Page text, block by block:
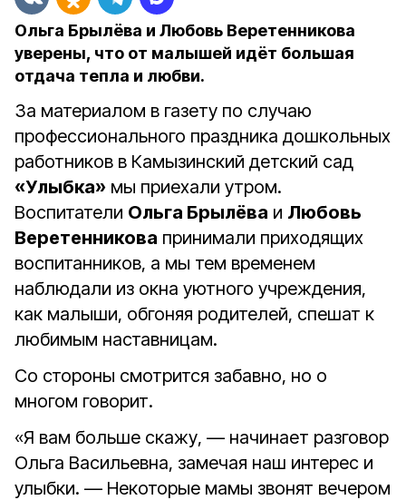
Ольга Брылёва и Любовь Веретенникова
уверены, что от малышей идёт большая
отдача тепла и любви.
За материалом в газету по случаю
профессионального праздника дошкольных
работников в Камызинский детский сад
«Улыбка» мы приехали утром.
Воспитатели Ольга Брылёва и Любовь
Веретенникова принимали приходящих
воспитанников, а мы тем временем
наблюдали из окна уютного учреждения,
как малыши, обгоняя родителей, спешат к
любимым наставницам.
Со стороны смотрится забавно, но о
многом говорит.
«Я вам больше скажу, — начинает разговор
Ольга Васильевна, замечая наш интерес и
улыбки. — Некоторые мамы звонят вечером